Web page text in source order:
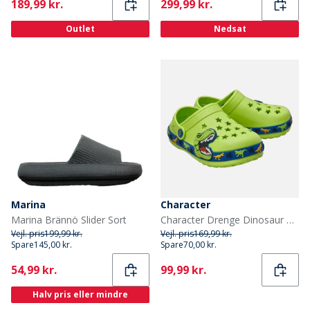
Current
189,99 kr.
Outlet
Current
299,99 kr.
Nedsat
Marina
Marina Brännö Slider Sort
Vejl. pris199,99 kr.
Spare145,00 kr.
Current
54,99 kr.
Halv pris eller mindre
Character
Character Drenge Dinosaur Mønster Clogs Grøn
Vejl. pris169,99 kr.
Spare70,00 kr.
Current
99,99 kr.